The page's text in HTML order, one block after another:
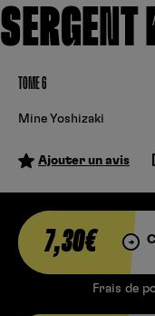
SERGENT
TOME 6
Mine Yoshizaki
Ajouter un avis
7,30€
Frais de